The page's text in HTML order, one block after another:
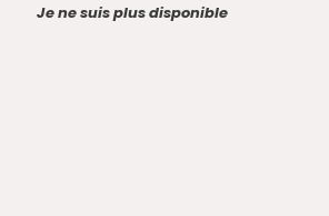
Je ne suis plus disponible